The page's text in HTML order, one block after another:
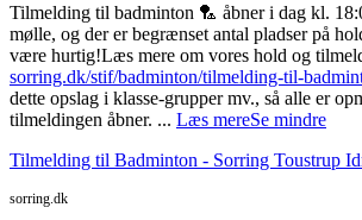
Tilmelding til badminton 🏸 åbner i dag kl.
mølle, og der er begrænset antal pladser på
være hurtig!Læs mere om vores hold og
sorring.dk/stif/badminton/tilmelding-til-
dette opslag i klasse-grupper mv., så alle er
tilmeldingen åbner. ... Læs mereSe mindre
Tilmelding til Badminton - Sorring Toustrup
sorring.dk